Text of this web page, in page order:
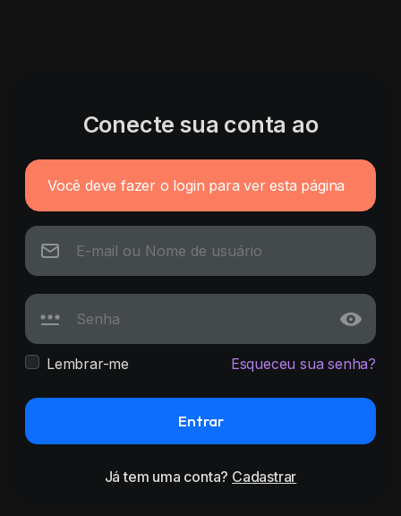
Conecte sua conta ao
Você deve fazer o login para ver esta página
Lembrar-me Esqueceu sua senha?
Entrar
Já tem uma conta? Cadastrar